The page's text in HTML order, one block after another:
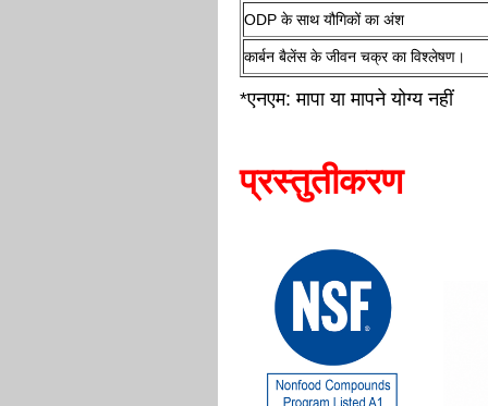
ODP के साथ यौगिकों का अंश
कार्बन बैलेंस के जीवन चक्र का विश्लेषण।
*एनएम: मापा या मापने योग्य नहीं
प्रस्तुतीकरण